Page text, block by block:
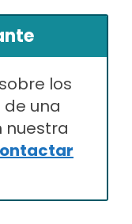
los
de una
nuestra